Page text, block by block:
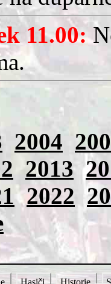
11.00:
2004
2013
2022
Hasiči Historie